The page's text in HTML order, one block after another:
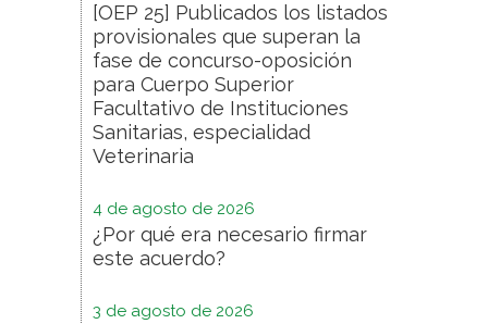
[OEP 25] Publicados los listados
provisionales que superan la
fase de concurso-oposición
para Cuerpo Superior
Facultativo de Instituciones
Sanitarias, especialidad
Veterinaria
4 de agosto de 2026
¿Por qué era necesario firmar
este acuerdo?
3 de agosto de 2026